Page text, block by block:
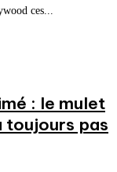
ces...
: le mulet
toujours pas